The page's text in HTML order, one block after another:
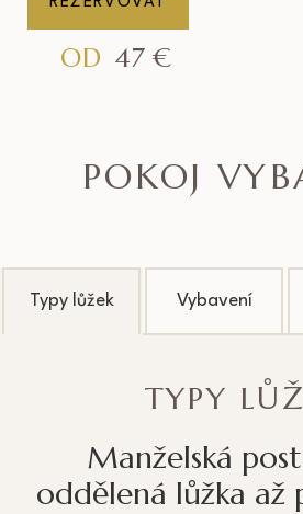
OD 47 €
POKOJ
Typy lůžek Vybavení
TYPY
Manželská
oddělená lůžka až